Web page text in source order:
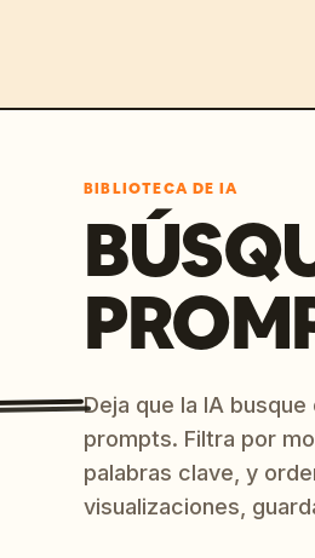
BIBLIOTECA DE IA
Deja que la IA
prompts. Filtra por
palabras clave, y
visualizaciones,